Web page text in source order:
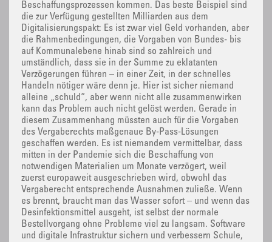
Beschaffungsprozessen kommen. Das beste Beispiel sind
die zur Verfügung gestellten Milliarden aus dem
Digitalisierungspakt: Es ist zwar viel Geld vorhanden, aber
die Rahmenbedingungen, die Vorgaben von Bundes- bis
auf Kommunalebene hinab sind so zahlreich und
umständlich, dass sie in der Summe zu eklatanten
Verzögerungen führen – in einer Zeit, in der schnelles
Handeln nötiger wäre denn je. Hier ist sicher niemand
alleine „schuld“, aber wenn nicht alle zusammenwirken
kann das Problem auch nicht gelöst werden. Gerade in
diesem Zusammenhang müssten auch für die Vorgaben
des Vergaberechts maßgenaue By-Pass-Lösungen
geschaffen werden. Es ist niemandem vermittelbar, dass
mitten in der Pandemie sich die Beschaffung von
notwendigen Materialien um Monate verzögert, weil
zuerst europaweit ausgeschrieben wird, obwohl das
Vergaberecht entsprechende Ausnahmen zuließe. Wenn
es brennt, braucht man das Wasser sofort – und wenn das
Desinfektionsmittel ausgeht, ist selbst der normale
Bestellvorgang ohne Probleme viel zu langsam. Software
und digitale Infrastruktur sichern und verbessern Schule,